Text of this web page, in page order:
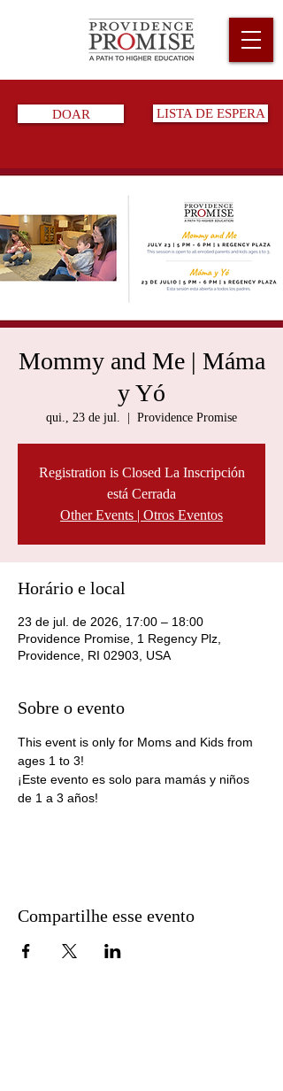
DOAR LISTA DE ESPERA
Mommy and Me | Máma
y Yó
qui., 23 de jul. Providence Promise
Registration is Closed La Inscripción
está Cerrada
Other Events | Otros Eventos
Horário e local
23 de jul. de 2026, 17:00 – 18:00
Providence Promise, 1 Regency Plz,
Providence, RI 02903, USA
Sobre o evento
This event is only for Moms and Kids from
ages 1 to 3!
¡Este evento es solo para mamás y niños
de 1 a 3 años!
Compartilhe esse evento